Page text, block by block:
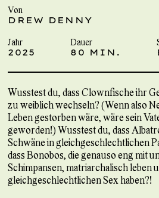
Von
DREW DENNY
Jahr
2025
Dauer
80 MIN.
Wusstest du, dass Clownfische ihr
zu weiblich wechseln? (Wenn also
Leben gestorben wäre, wäre sein
geworden!) Wusstest du, dass
Schwäne in gleichgeschlechtlichen
dass Bonobos, die genauso eng mit
Schimpansen, matriarchalisch leben
gleichgeschlechtlichen Sex haben?!